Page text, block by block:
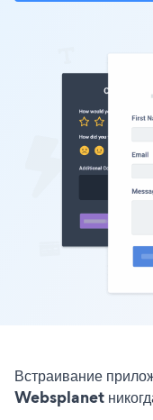
Встраивание
Websplanet